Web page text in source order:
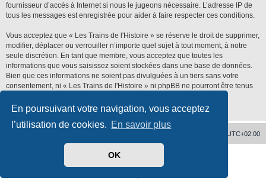
En poursuivant votre navigation, vous acceptez
l’utilisation de cookies. En savoir plus
OK
fournisseur d’accès à Internet si nous le jugeons nécessaire. L’adresse IP de
tous les messages est enregistrée pour aider à faire respecter ces conditions.
Vous acceptez que « Les Trains de l'Histoire » se réserve le droit de supprimer,
modifier, déplacer ou verrouiller n’importe quel sujet à tout moment, à notre
seule discrétion. En tant que membre, vous acceptez que toutes les
informations que vous saisissez soient stockées dans une base de données.
Bien que ces informations ne soient pas divulguées à un tiers sans votre
consentement, ni « Les Trains de l'Histoire » ni phpBB ne pourront être tenus
compromission des données.
UTC+02:00
phpBB ® Forum Software © phpBB Limited
phpBB-fr.com